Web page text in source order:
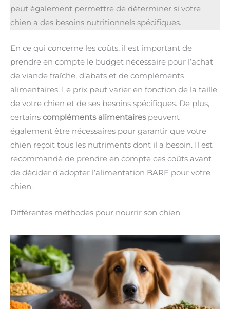
peut également permettre de déterminer si votre
chien a des besoins nutritionnels spécifiques.
En ce qui concerne les coûts, il est important de
prendre en compte le budget nécessaire pour l’achat
de viande fraîche, d’abats et de compléments
alimentaires. Le prix peut varier en fonction de la taille
de votre chien et de ses besoins spécifiques. De plus,
certains compléments alimentairespeuvent
également être nécessaires pour garantir que votre
chien reçoit tous les nutriments dont il a besoin. Il est
recommandé de prendre en compte ces coûts avant
de décider d’adopter l’alimentation BARF pour votre
chien.
Différentes méthodes pour nourrir son chien